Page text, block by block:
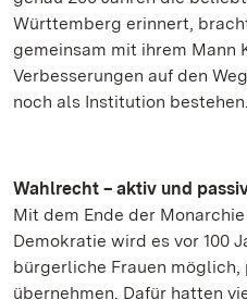
Württemberg erinnert,
gemeinsam mit ihrem Mann
Verbesserungen auf den
noch als Institution bestehen.
Wahlrecht – aktiv und
Mit dem Ende der
Demokratie wird es vor 100
bürgerliche Frauen
übernehmen. Dafür hatten